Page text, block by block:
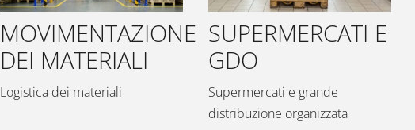
MOVIMENTAZIONE
DEI MATERIALI
Logistica dei materiali
SUPERMERCATI E
GDO
Supermercati e grande
distribuzione organizzata